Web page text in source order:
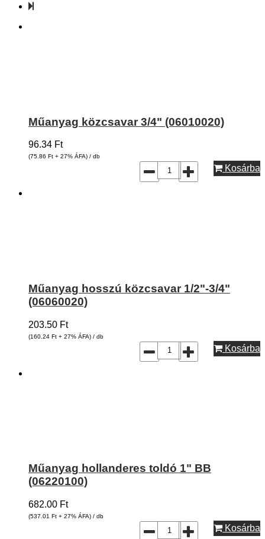
Műanyag közcsavar 3/4" (06010020)
96.34 Ft
(75.86 Ft + 27% ÁFA) / db
Kosárba
Műanyag hosszú közcsavar 1/2"-3/4"
(06060020)
203.50 Ft
(160.24 Ft + 27% ÁFA) / db
Kosárba
Műanyag hollanderes toldó 1" BB
(06220100)
682.00 Ft
(537.01 Ft + 27% ÁFA) / db
Kosárba